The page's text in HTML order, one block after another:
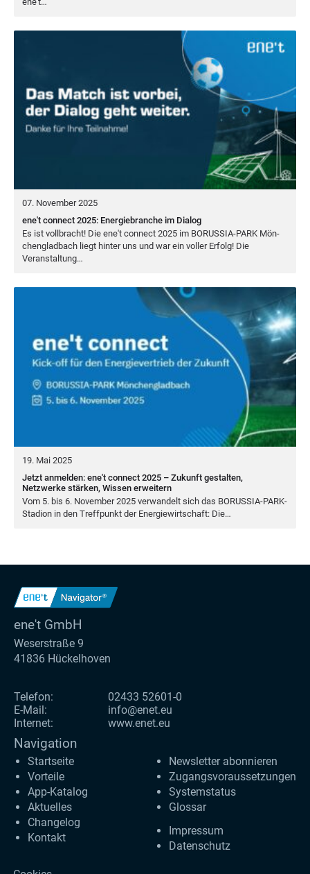
07. November 2025
ene't connect 2025: Energiebranche im Dialog
Es ist voll­bracht! Die ene't con­nect 2025 im BORUS­SIA-PARK Mön­
chen­glad­bach liegt hin­ter uns und war ein vol­ler Erfolg! Die
Veranstaltung…
19. Mai 2025
Jetzt anmelden: ene't connect 2025 – Zukunft gestalten,
Netzwerke stärken, Wissen erweitern
Vom 5. bis 6. Novem­ber2025 ver­wan­delt sich das BORUS­SIA-PARK-
Sta­di­on in den Treff­punkt der Ener­gie­wirt­schaft: Die…
ene't GmbH
Weserstraße 9
41836 Hückelhoven
Telefon:
02433 52601-0
E-Mail:
info@enet.eu
Internet:
www.enet.eu
Navigation
Startseite
Vorteile
App-Katalog
Aktuelles
Changelog
Kontakt
Newsletter abonnieren
Zugangs­voraus­setzungen
Systemstatus
Glossar
Impressum
Datenschutz